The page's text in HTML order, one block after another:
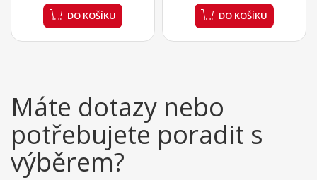
DO KOŠÍKU DO KOŠÍKU
Máte dotazy nebo
potřebujete poradit s
výběrem?